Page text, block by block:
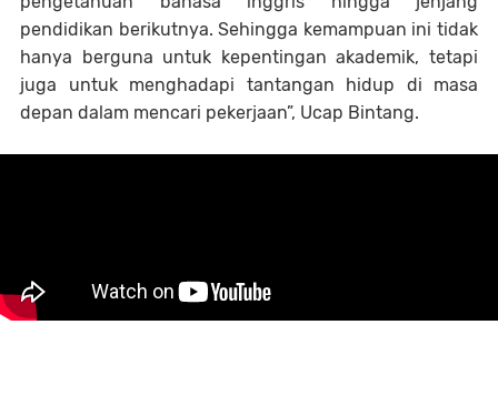
pendidikan berikutnya. Sehingga kemampuan ini tidak
hanya berguna untuk kepentingan akademik, tetapi
juga untuk menghadapi tantangan hidup di masa
depan dalam mencari pekerjaan”, Ucap Bintang.